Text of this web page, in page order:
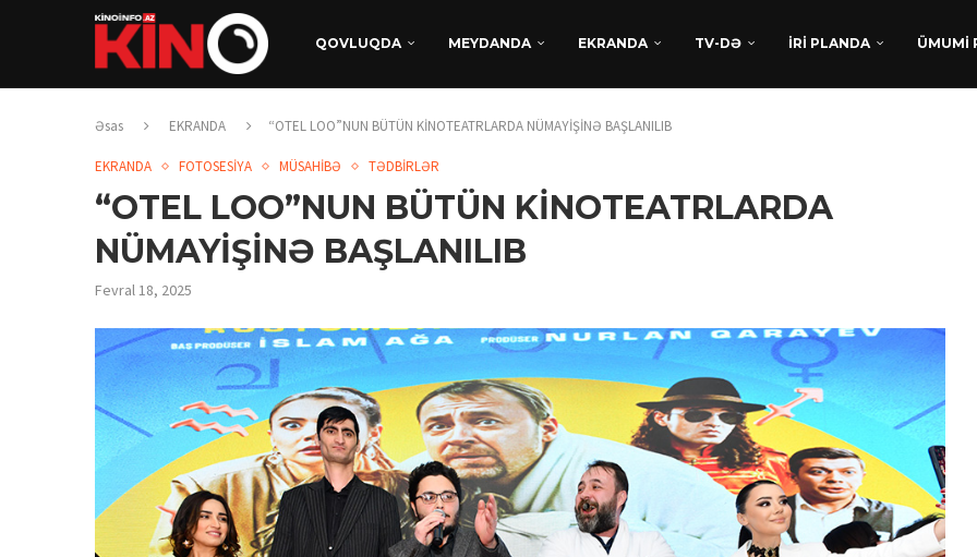
QOVLUQDA MEYDANDA EKRANDA TV-DƏ İRİ PLANDA ÜMUMİ
Əsas EKRANDA “OTEL LOO”NUN BÜTÜN KİNOTEATRLARDA NÜMAYİŞİNƏ BAŞLANILIB
EKRANDA FOTOSESİYA MÜSAHİBƏ TƏDBİRLƏR
“OTEL LOO”NUN BÜTÜN KİNOTEATRLARDA
NÜMAYİŞİNƏ BAŞLANILIB
Fevral 18, 2025
TÜRKAN HÜSEYNDƏN
BEYNƏLXALQ UĞUR:
“XATIRLADIĞINI EŞİT” FİLM
LAYİHƏSİ...
Avqust 5, 2026